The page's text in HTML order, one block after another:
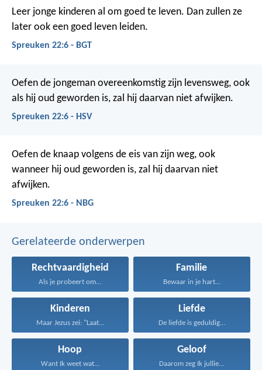
Leer jonge kinderen al om goed te leven. Dan zullen ze
later ook een goed leven leiden.
Spreuken 22:6 - BGT
Oefen de jongeman overeenkomstig zijn levensweg, ook
als hij oud geworden is, zal hij daarvan niet afwijken.
Spreuken 22:6 - HSV
Oefen de knaap volgens de eis van zijn weg, ook
wanneer hij oud geworden is, zal hij daarvan niet
afwijken.
Spreuken 22:6 - NBG
Gerelateerde onderwerpen
Rechtvaardigheid
Als je probeert om...
Familie
Bewaar in je hart...
Kinderen
Maar Jezus zei: "Laat...
Liefde
De liefde is geduldig...
Hoop
Want Ik weet wat...
Geloof
Daarom zeg Ik jullie...